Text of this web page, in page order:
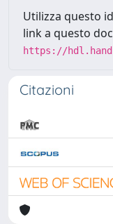
Utilizza questo
link a questo
https://
Citazioni